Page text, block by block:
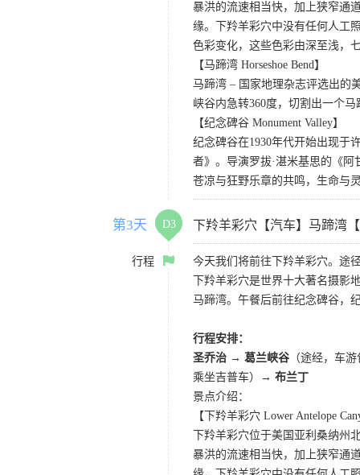
暴洪的流速相当快，加上狭窄通
缘。下羚羊彩穴中没有任何人工
色彩变化，这些色彩由深至浅，
【马蹄湾 Horseshoe Bend】
马蹄湾 – 国家地理杂志评选出的
峡谷内急转360度，切割出一个
【纪念碑谷 Monument Valley】
纪念碑谷在1930年代开始出现于
者》。导演罗拔·湛米基思的《
苍凉与狂野乐章的共鸣，生命与
第3天 D3 下羚羊彩穴【汽车】马蹄湾
行程
今天我们将前往下羚羊彩穴。途
下羚羊彩穴是世界十大著名摄
马蹄湾。午餐后前往纪念碑谷，
行程安排：
圣乔治 → 葛兰峡谷 （途经，车
乘坐吉普车）→ 布兰丁
景点介绍：
【下羚羊彩穴 Lower Antelope
下羚羊彩穴位于美国亚利桑纳
暴洪的流速相当快，加上狭窄通